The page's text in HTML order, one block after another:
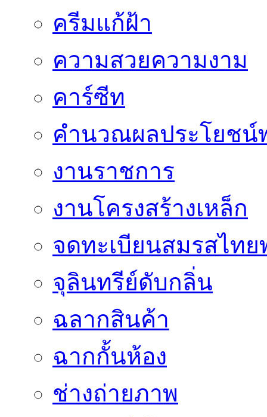
ครีมแก้ฝ้า
ความสวยความงาม
คาร์ซีท
คำนวณผลประโยชน์
งานราชการ
งานโครงสร้างเหล็ก
จดทะเบียนสมรสไท
จุลินทรีย์ดับกลิ่น
ฉลากสินค้า
ฉากกั้นห้อง
ช่างถ่ายภาพ